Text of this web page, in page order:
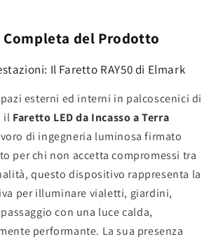
Completa del Prodotto
Il Faretto RAY50 di Elmark
esterni ed interni in palcoscenici di
il Faretto LED da Incasso a Terra
di ingegneria luminosa firmato
per chi non accetta compromessi tra
questo dispositivo rappresenta la
per illuminare vialetti, giardini,
con una luce calda,
performante. La sua presenza